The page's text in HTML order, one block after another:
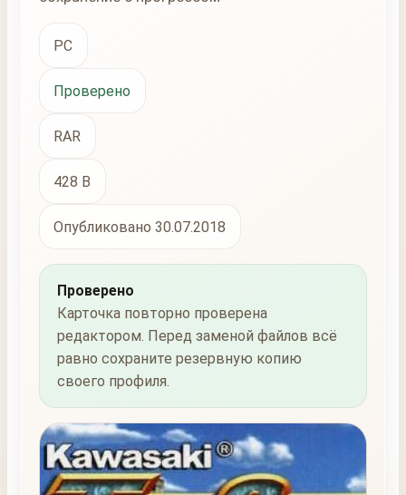
PC
Проверено
RAR
428 B
Опубликовано 30.07.2018
Проверено
Карточка повторно проверена
редактором. Перед заменой файлов всё
равно сохраните резервную копию
своего профиля.